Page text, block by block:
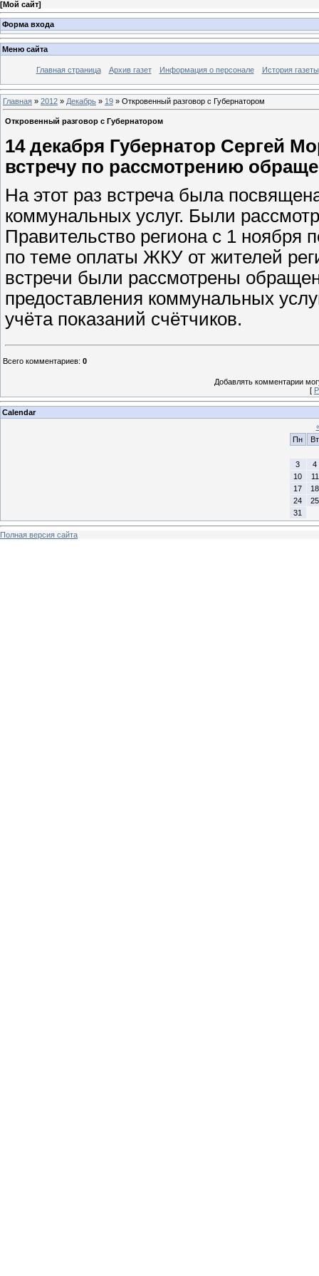
[Мой сайт]
Форма входа
Меню сайта
Главная страница Архив газет Информация о персонале История газеты
Главная » 2012 » Декабрь » 19 » Откровенный разговор с Губернатором
Откровенный разговор с Губернатором
14 декабря Губернатор Сергей
встречу по рассмотрению
На этот раз встреча была
коммунальных услуг. Были
Правительство региона с 1 ноября
по теме оплаты ЖКУ от жителей
встречи были рассмотрены
предоставления коммунальных
учёта показаний счётчиков.
Всего комментариев: 0
Добавлять комментарии
[
Calendar
Пн
Вт
3
4
10
11
17
18
24
25
31
Полная версия сайта